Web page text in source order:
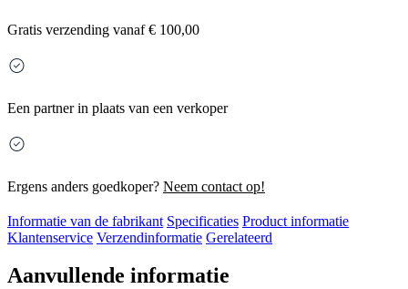
Gratis verzending vanaf € 100,00
Een partner in plaats van een verkoper
Ergens anders goedkoper? Neem contact op!
Informatie van de fabrikant Specificaties Product informatie
Klantenservice Verzendinformatie Gerelateerd
Aanvullende informatie